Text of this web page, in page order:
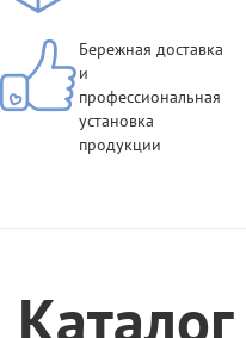
Бережная доставка
и
профессиональная
установка
продукции
Каталог